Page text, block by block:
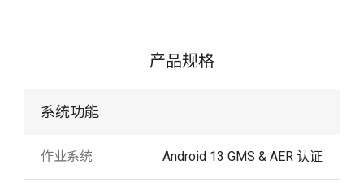
产品规格
系统功能
作业系统 Android 13 GMS & AER 认证